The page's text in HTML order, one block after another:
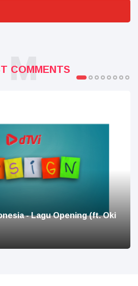
COMMENTS
M
- Lagu Opening (ft. Oki